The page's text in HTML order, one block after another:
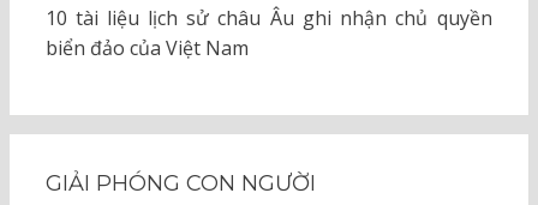
10 tài liệu lịch sử châu Âu ghi nhận chủ quyền
biển đảo của Việt Nam
GIẢI PHÓNG CON NGƯỜI